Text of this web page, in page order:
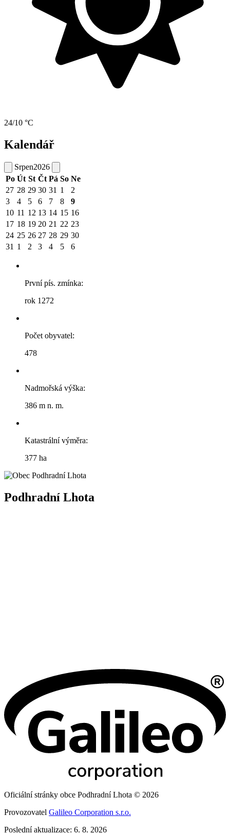
24/10 °C
Kalendář
Srpen2026
Po Út St Čt Pá So Ne
27 28 29 30 31 1
2
3
4 5 6 7 8
9
10 11 12 13 14 15 16
17 18 19 20 21 22 23
24 25 26 27 28 29 30
31 1 2 3 4 5 6
První pís. zmínka:
rok 1272
Počet obyvatel:
478
Nadmořská výška:
386 m n. m.
Katastrální výměra:
377 ha
Podhradní Lhota
Oficiální stránky obce Podhradní Lhota © 2026
Provozovatel Galileo Corporation s.r.o.
Poslední aktualizace: 6. 8. 2026